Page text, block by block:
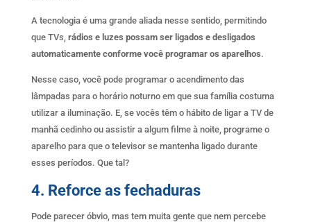
A tecnologia é uma grande aliada nesse sentido, permitindo
que TVs, rádios e luzes possam ser ligados e desligados
automaticamente conforme você programar os aparelhos.
Nesse caso, você pode programar o acendimento das
lâmpadas para o horário noturno em que sua família costuma
utilizar a iluminação. E, se vocês têm o hábito de ligar a TV de
manhã cedinho ou assistir a algum filme à noite, programe o
aparelho para que o televisor se mantenha ligado durante
esses períodos. Que tal?
4. Reforce as fechaduras
Pode parecer óbvio, mas tem muita gente que nem percebe